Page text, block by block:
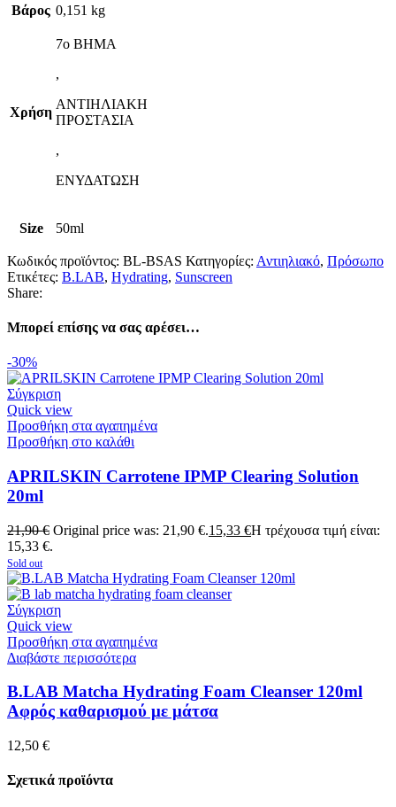
Βάρος 0,151 kg
Χρήση
7ο ΒΗΜΑ
,
ΑΝΤΙΗΛΙΑΚΗ
ΠΡΟΣΤΑΣΙΑ
,
ΕΝΥΔΑΤΩΣΗ
Size 50ml
Κωδικός προϊόντος: BL-BSAS Κατηγορίες: Αντιηλιακό, Πρόσωπο
Ετικέτες: B.LAB, Hydrating, Sunscreen
Share:
Μπορεί επίσης να σας αρέσει…
-30%
Σύγκριση
Quick view
Προσθήκη στα αγαπημένα
Προσθήκη στο καλάθι
APRILSKIN Carrotene IPMP Clearing Solution
20ml
21,90€ Original price was: 21,90 €.15,33 €Η τρέχουσα τιμή είναι:
15,33 €.
Sold out
Σύγκριση
Quick view
Προσθήκη στα αγαπημένα
Διαβάστε περισσότερα
B.LAB Matcha Hydrating Foam Cleanser 120ml
Αφρός καθαρισμού με μάτσα
12,50 €
Σχετικά προϊόντα